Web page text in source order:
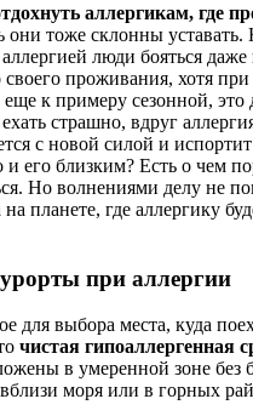
аллергикам, где
они тоже склонны уставать.
люди бояться даже
своего проживания, хотя
еще к примеру сезонной, это
страшно, вдруг
с новой силой и
и его близким? Есть о чем
Но волнениями делу не
на планете, где аллергику
при аллергии
для выбора места, куда
чистая гипоаллергенная
в умеренной зоне без
моря или в горных